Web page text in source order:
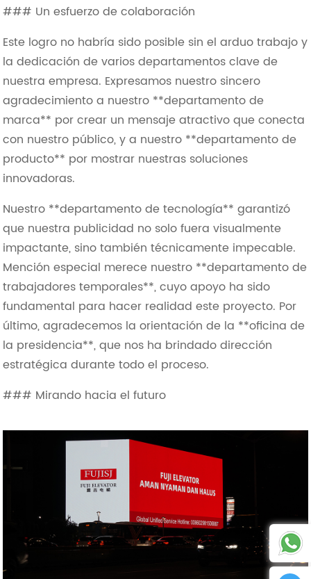
### Un esfuerzo de colaboración
Este logro no habría sido posible sin el arduo trabajo y
la dedicación de varios departamentos clave de
nuestra empresa. Expresamos nuestro sincero
agradecimiento a nuestro **departamento de
marca** por crear un mensaje atractivo que conecta
con nuestro público, y a nuestro **departamento de
producto** por mostrar nuestras soluciones
innovadoras.
Nuestro **departamento de tecnología** garantizó
que nuestra publicidad no solo fuera visualmente
impactante, sino también técnicamente impecable.
Mención especial merece nuestro **departamento de
trabajadores temporales**, cuyo apoyo ha sido
fundamental para hacer realidad este proyecto. Por
último, agradecemos la orientación de la **oficina de
la presidencia**, que nos ha brindado dirección
estratégica durante todo el proceso.
### Mirando hacia el futuro